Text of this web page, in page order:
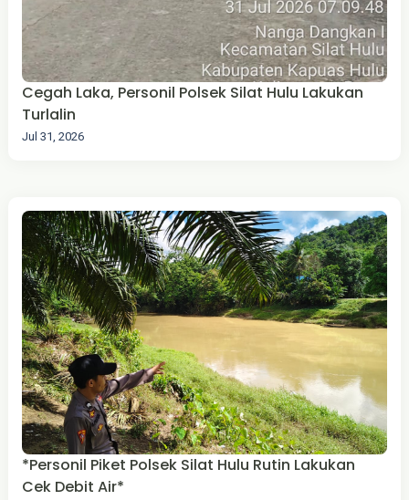
Cegah Laka, Personil Polsek Silat Hulu Lakukan
Turlalin
Jul 31, 2026
*Personil Piket Polsek Silat Hulu Rutin Lakukan
Cek Debit Air*